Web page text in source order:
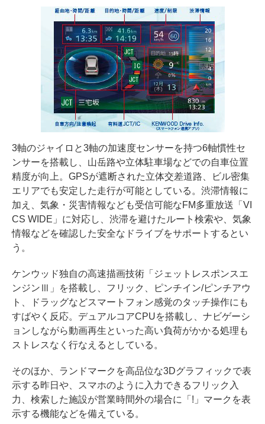
3軸のジャイロと3軸の加速度センサーを持つ6軸慣性セ
ンサーを搭載し、山岳路や立体駐車場などでの自車位置
精度が向上。GPSが遮断された立体交差道路、ビル密集
エリアでも安定した走行が可能としている。渋滞情報に
加え、気象・災害情報なども受信可能なFM多重放送「VI
CS WIDE」に対応し、渋滞を避けたルート検索や、気象
情報などを確認した安全なドライブをサポートするとい
う。
ケンウッド独自の高速描画技術「ジェットレスポンスエ
ンジンⅢ」を搭載し、フリック、ピンチイン/ピンチアウ
ト、ドラッグなどスマートフォン感覚のタッチ操作にも
すばやく反応。デュアルコアCPUを搭載し、ナビゲーシ
ョンしながら動画再生といった高い負荷がかかる処理も
ストレスなく行なえるとしている。
そのほか、ランドマークを高品位な3Dグラフィックで表
示する昨日や、スマホのように入力できるフリック入
力、検索した施設が営業時間外の場合に「!」マークを表
示する機能などを備えている。